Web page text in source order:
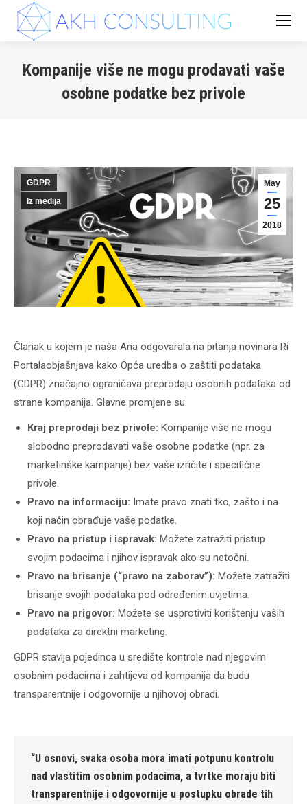
Kompanije više ne mogu prodavati vaše
osobne podatke bez privole
May
25
2018
GDPR
Iz medija
Članak u kojem je naša Ana odgovarala na pitanja novinara Ri
Portalaobjašnjava kako Opća uredba o zaštiti podataka
(GDPR) značajno ograničava preprodaju osobnih podataka od
strane kompanija. Glavne promjene su:
Kraj preprodaji bez privole: Kompanije više ne mogu
slobodno preprodavati vaše osobne podatke (npr. za
marketinške kampanje) bez vaše izričite i specifične
privole.
Pravo na informaciju: Imate pravo znati tko, zašto i na
koji način obrađuje vaše podatke.
Pravo na pristup i ispravak: Možete zatražiti pristup
svojim podacima i njihov ispravak ako su netočni.
Pravo na brisanje (“pravo na zaborav”): Možete zatražiti
brisanje svojih podataka pod određenim uvjetima.
Pravo na prigovor: Možete se usprotiviti korištenju vaših
podataka za direktni marketing.
GDPR stavlja pojedinca u središte kontrole nad njegovim
osobnim podacima i zahtijeva od kompanija da budu
transparentnije i odgovornije u njihovoj obradi.
“U osnovi, svaka osoba mora imati potpunu kontrolu
nad vlastitim osobnim podacima, a tvrtke moraju biti
transparentnije i odgovornije u postupku obrade tih